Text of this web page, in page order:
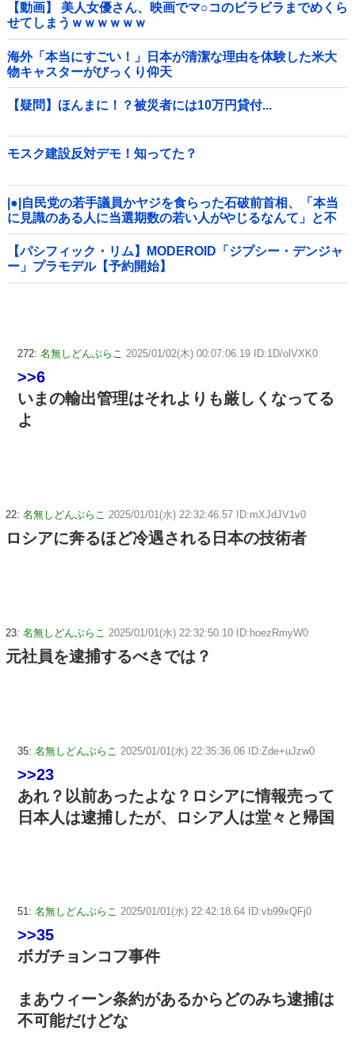
【動画】 美人女優さん、映画でマ○コのビラビラまでめくら
せてしまうｗｗｗｗｗｗ
海外「本当にすごい！」日本が清潔な理由を体験した米大
物キャスターがびっくり仰天
【疑問】ほんまに！？被災者には10万円貸付...
モスク建設反対デモ！知ってた？
|●|自民党の若手議員かヤジを食らった石破前首相、「本当
に見識のある人に当選期数の若い人がやじるなんて」と不
満たらたらな様子を見せて……
【パシフィック・リム】MODEROID「ジプシー・デンジャ
ー」プラモデル【予約開始】
272: 名無しどんぶらこ 2025/01/02(木) 00:07:06.19 ID:1D/olVXK0
>>6
いまの輸出管理はそれよりも厳しくなってる
よ
22: 名無しどんぶらこ 2025/01/01(水) 22:32:46.57 ID:mXJdJV1v0
ロシアに奔るほど冷遇される日本の技術者
23: 名無しどんぶらこ 2025/01/01(水) 22:32:50.10 ID:hoezRmyW0
元社員を逮捕するべきでは？
35: 名無しどんぶらこ 2025/01/01(水) 22:35:36.06 ID:Zde+uJzw0
>>23
あれ？以前あったよな？ロシアに情報売って
日本人は逮捕したが、ロシア人は堂々と帰国
51: 名無しどんぶらこ 2025/01/01(水) 22:42:18.64 ID:vb99xQFj0
>>35
ボガチョンコフ事件
まあウィーン条約があるからどのみち逮捕は
不可能だけどな